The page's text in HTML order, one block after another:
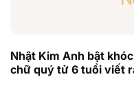
Nhật Kim Anh bật
chữ quý tử 6 tuổi viết